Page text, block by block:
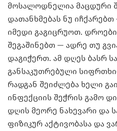
მოსალოდნელია მაცდური
დათანხმებას ნუ
იმედი გაგიცრუოთ.
შეგაშინებთ — ადრე თუ
დაგიჭერთ. ამ დღეს ბასრ
განსაკუთრებული
რადგან შეიძლება ხელი
ინფექციის შეჭრის გამო
დღის მეორე ნახევარი და
ფიზიკურ აქტივობასა და